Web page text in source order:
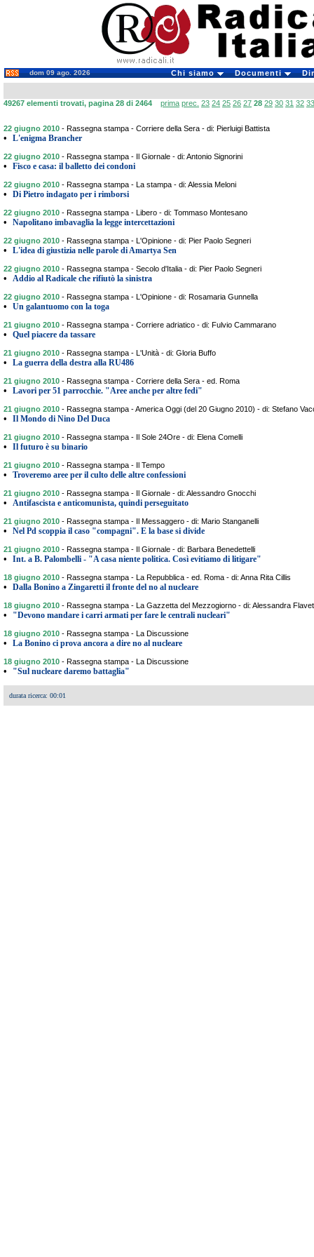
dom 09 ago. 2026 Chi siamo Documenti
49267 elementi trovati, pagina 28 di 2464 prima prec. 23 24 25 26 27 28 29 30 31 32 33
22 giugno 2010 - Rassegna stampa - Corriere della Sera - di: Pierluigi Battista
• L'enigma Brancher
22 giugno 2010 - Rassegna stampa - Il Giornale - di: Antonio Signorini
• Fisco e casa: il balletto dei condoni
22 giugno 2010 - Rassegna stampa - La stampa - di: Alessia Meloni
• Di Pietro indagato per i rimborsi
22 giugno 2010 - Rassegna stampa - Libero - di: Tommaso Montesano
• Napolitano imbavaglia la legge intercettazioni
22 giugno 2010 - Rassegna stampa - L'Opinione - di: Pier Paolo Segneri
• L'idea di giustizia nelle parole di Amartya Sen
22 giugno 2010 - Rassegna stampa - Secolo d'Italia - di: Pier Paolo Segneri
• Addio al Radicale che rifiutò la sinistra
22 giugno 2010 - Rassegna stampa - L'Opinione - di: Rosamaria Gunnella
• Un galantuomo con la toga
21 giugno 2010 - Rassegna stampa - Corriere adriatico - di: Fulvio Cammarano
• Quel piacere da tassare
21 giugno 2010 - Rassegna stampa - L'Unità - di: Gloria Buffo
• La guerra della destra alla RU486
21 giugno 2010 - Rassegna stampa - Corriere della Sera - ed. Roma
• Lavori per 51 parrocchie. "Aree anche per altre fedi"
21 giugno 2010 - Rassegna stampa - America Oggi (del 20 Giugno 2010) - di: Stefano
• Il Mondo di Nino Del Duca
21 giugno 2010 - Rassegna stampa - Il Sole 24Ore - di: Elena Comelli
• Il futuro è su binario
21 giugno 2010 - Rassegna stampa - Il Tempo
• Troveremo aree per il culto delle altre confessioni
21 giugno 2010 - Rassegna stampa - Il Giornale - di: Alessandro Gnocchi
• Antifascista e anticomunista, quindi perseguitato
21 giugno 2010 - Rassegna stampa - Il Messaggero - di: Mario Stanganelli
• Nel Pd scoppia il caso "compagni". E la base si divide
21 giugno 2010 - Rassegna stampa - Il Giornale - di: Barbara Benedettelli
• Int. a B. Palombelli - "A casa niente politica. Così evitiamo di litigare"
18 giugno 2010 - Rassegna stampa - La Repubblica - ed. Roma - di: Anna Rita Cillis
• Dalla Bonino a Zingaretti il fronte del no al nucleare
18 giugno 2010 - Rassegna stampa - La Gazzetta del Mezzogiorno - di: Alessandra
• "Devono mandare i carri armati per fare le centrali nucleari"
18 giugno 2010 - Rassegna stampa - La Discussione
• La Bonino ci prova ancora a dire no al nucleare
18 giugno 2010 - Rassegna stampa - La Discussione
• "Sul nucleare daremo battaglia"
durata ricerca: 00:01